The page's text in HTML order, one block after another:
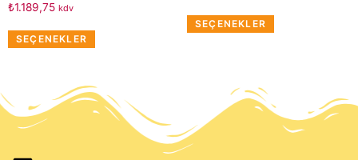
₺1.189,75 kdv
SEÇENEKLER
SEÇENEKLER